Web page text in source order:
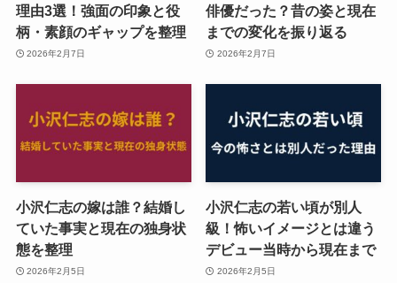
理由3選！強面の印象と役
柄・素顔のギャップを整理
2026年2月7日
俳優だった？昔の姿と現在
までの変化を振り返る
2026年2月7日
小沢仁志の嫁は誰？結婚し
ていた事実と現在の独身状
態を整理
2026年2月5日
小沢仁志の若い頃が別人
級！怖いイメージとは違う
デビュー当時から現在まで
2026年2月5日